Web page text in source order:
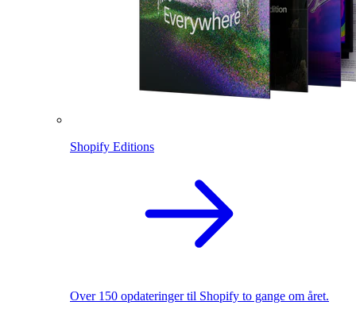
Shopify Editions
Over 150 opdateringer til Shopify to gange om året.